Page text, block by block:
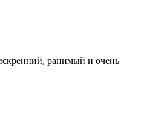
ранимый и очень